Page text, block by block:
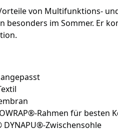
von Multifunktions-
besonders im Sommer. Er
Rahmen für besten
Zwischensohle